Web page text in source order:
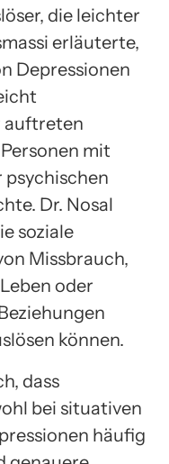
die leichter
erläuterte,
Depressionen
auftreten
mit
Dr. Nosal
soziale
Missbrauch,
oder
können.
dass
bei situativen
häufig